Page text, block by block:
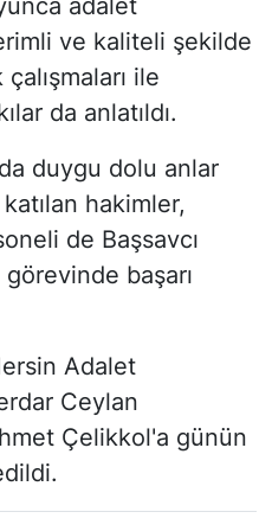
adalet
ve kaliteli şekilde
ile
da anlatıldı.
duygu dolu anlar
hakimler,
de Başsavcı
başarı
Adalet
Ceylan
Çelikkol'a günün